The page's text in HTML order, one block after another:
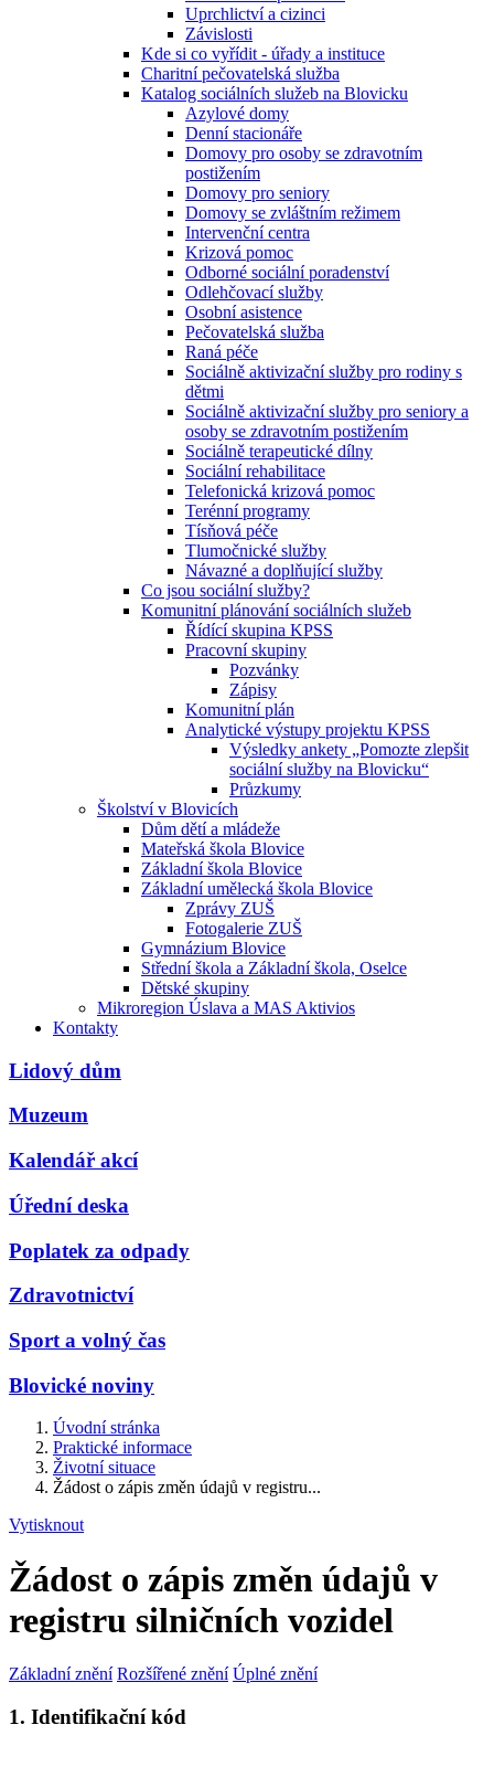
Uprchlictví a cizinci
Závislosti
Kde si co vyřídit - úřady a instituce
Charitní pečovatelská služba
Katalog sociálních služeb na Blovicku
Azylové domy
Denní stacionáře
Domovy pro osoby se zdravotním
postižením
Domovy pro seniory
Domovy se zvláštním režimem
Intervenční centra
Krizová pomoc
Odborné sociální poradenství
Odlehčovací služby
Osobní asistence
Pečovatelská služba
Raná péče
Sociálně aktivizační služby pro rodiny s
dětmi
Sociálně aktivizační služby pro seniory a
osoby se zdravotním postižením
Sociálně terapeutické dílny
Sociální rehabilitace
Telefonická krizová pomoc
Terénní programy
Tísňová péče
Tlumočnické služby
Návazné a doplňující služby
Co jsou sociální služby?
Komunitní plánování sociálních služeb
Řídící skupina KPSS
Pracovní skupiny
Pozvánky
Zápisy
Komunitní plán
Analytické výstupy projektu KPSS
Výsledky ankety „Pomozte zlepšit
sociální služby na Blovicku“
Průzkumy
Školství v Blovicích
Dům dětí a mládeže
Mateřská škola Blovice
Základní škola Blovice
Základní umělecká škola Blovice
Zprávy ZUŠ
Fotogalerie ZUŠ
Gymnázium Blovice
Střední škola a Základní škola, Oselce
Dětské skupiny
Mikroregion Úslava a MAS Aktivios
Kontakty
Lidový dům
Muzeum
Kalendář akcí
Úřední deska
Poplatek za odpady
Zdravotnictví
Sport a volný čas
Blovické noviny
Úvodní stránka
Praktické informace
Životní situace
Žádost o zápis změn údajů v registru...
Vytisknout
Žádost o zápis změn údajů v
registru silničních vozidel
Základní znění Rozšířené znění Úplné znění
1. Identifikační kód